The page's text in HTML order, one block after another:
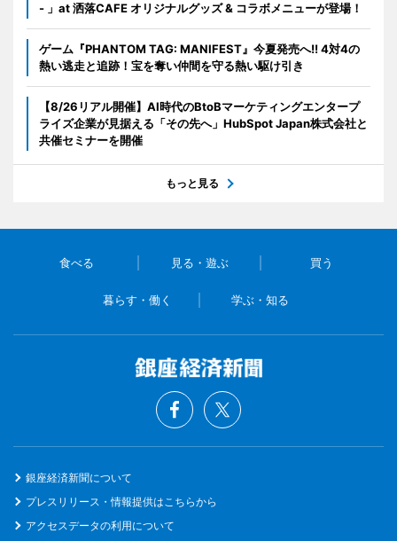
- 」at 洒落CAFE オリジナルグッズ & コラボメニューが登場！
ゲーム『PHANTOM TAG: MANIFEST』今夏発売へ!! 4対4の
熱い逃走と追跡！宝を奪い仲間を守る熱い駆け引き
【8/26リアル開催】AI時代のBtoBマーケティングエンタープ
ライズ企業が見据える「その先へ」HubSpot Japan株式会社と
共催セミナーを開催
もっと見る
食べる 見る・遊ぶ 買う
暮らす・働く 学ぶ・知る
銀座経済新聞について
プレスリリース・情報提供はこちらから
アクセスデータの利用について